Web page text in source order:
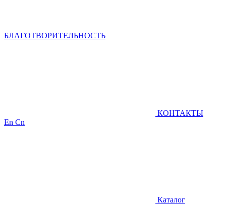
БЛАГОТВОРИТЕЛЬНОСТЬ
КОНТАКТЫ
En Cn
Каталог